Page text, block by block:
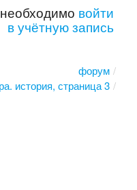
войти
в учётную запись
форум
история, страница 3